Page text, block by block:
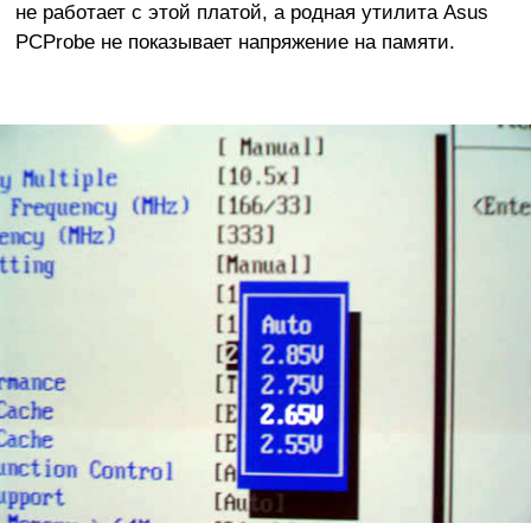
не работает с этой платой, а родная утилита Asus
PCProbe не показывает напряжение на памяти.